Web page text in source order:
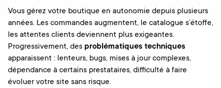
Vous gérez votre boutique en autonomie depuis plusieurs
années. Les commandes augmentent, le catalogue s’étoffe,
les attentes clients deviennent plus exigeantes.
Progressivement, des problématiques techniques
apparaissent : lenteurs, bugs, mises à jour complexes,
dépendance à certains prestataires, difficulté à faire
évoluer votre site sans risque.